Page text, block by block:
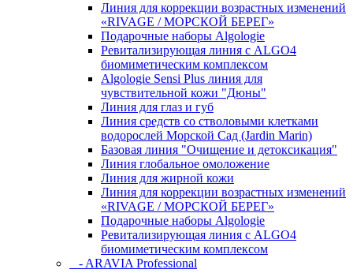
Линия для коррекции возрастных изменений
«RIVAGE / МОРСКОЙ БЕРЕГ»
Подарочные наборы Algologie
Ревитализирующая линия с ALGO4
биомиметическим комплексом
Algologie Sensi Plus линия для
чувcтвительной кожи "Дюны"
Линия для глаз и губ
Линия средств со стволовыми клетками
водорослей Морской Сад (Jardin Marin)
Базовая линия "Очищение и детоксикация"
Линия глобальное омоложение
Линия для жирной кожи
Линия для коррекции возрастных изменений
«RIVAGE / МОРСКОЙ БЕРЕГ»
Подарочные наборы Algologie
Ревитализирующая линия с ALGO4
биомиметическим комплексом
- ARAVIA Professional